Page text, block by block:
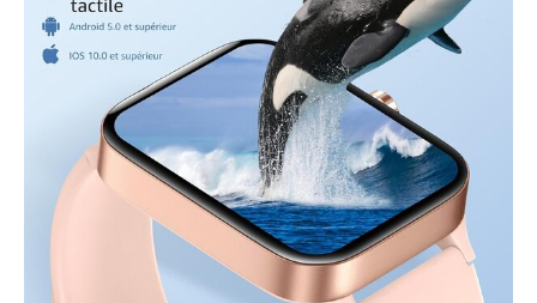
full touch screen and
custom dial: 1.95" large
screen and high
resolution to ensure high
definition and good color
performance. A highly
sensitive touch screen
allows you to easily
browse information and
switch interfaces. The
screen interface of P3
can also customize the